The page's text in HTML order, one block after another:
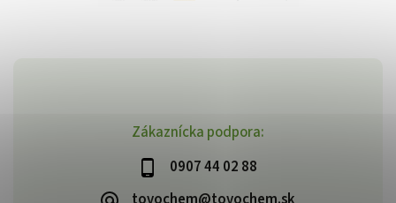
Zákaznícka podpora:
0907 44 02 88